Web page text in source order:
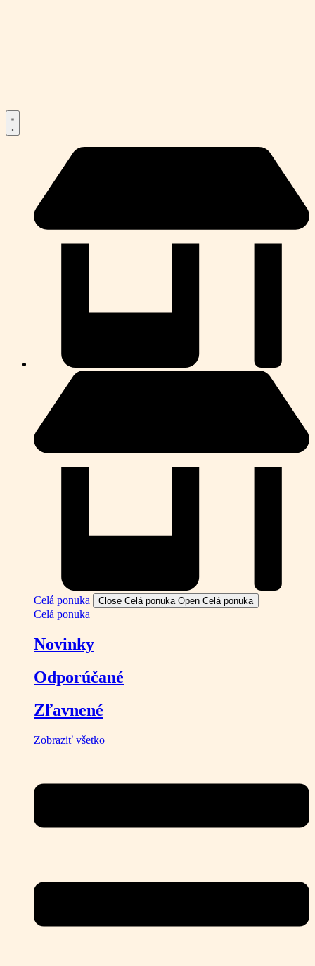
Celá ponuka Close Celá ponuka Open Celá ponuka
Celá ponuka
Novinky
Odporúčané
Zľavnené
Zobraziť všetko